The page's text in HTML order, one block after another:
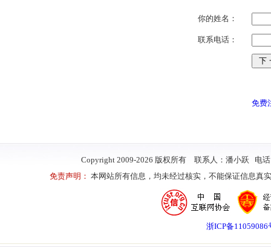
你的姓名：
联系电话：
免费
Copyright 2009-2026 版权所有 联系人：潘小跃 电
免责声明： 本网站所有信息，均未经过核实，不能保证信息真
浙ICP备11059086